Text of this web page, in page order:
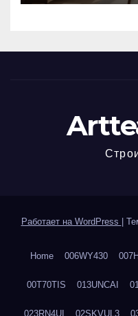
Работает на WordPress
Home 006WY430
00T70TIS 013UNCAI
023RN4UI 02SKVUL3